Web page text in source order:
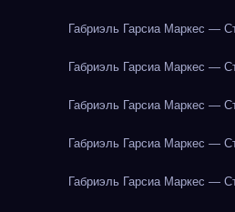
Габриэль Гарсиа Маркес —
Габриэль Гарсиа Маркес —
Габриэль Гарсиа Маркес —
Габриэль Гарсиа Маркес —
Габриэль Гарсиа Маркес —